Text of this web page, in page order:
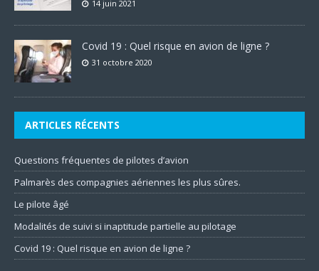
14 juin 2021
Covid 19 : Quel risque en avion de ligne ?
31 octobre 2020
ARTICLES RÉCENTS
Questions fréquentes de pilotes d’avion
Palmarès des compagnies aériennes les plus sûres.
Le pilote âgé
Modalités de suivi si inaptitude partielle au pilotage
Covid 19 : Quel risque en avion de ligne ?